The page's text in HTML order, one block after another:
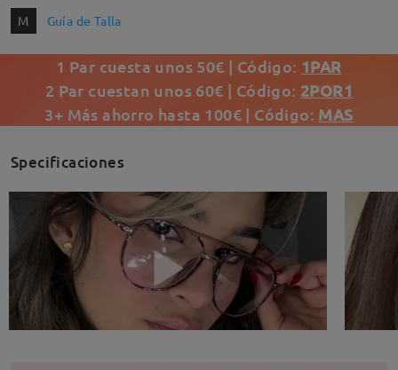
M Guía de Talla
1 Par cuesta unos 50€ | Código: 1PAR
2 Par cuestan unos 60€ | Código: 2POR1
3+ Más ahorro hasta 100€ | Código: MAS
Specificaciones